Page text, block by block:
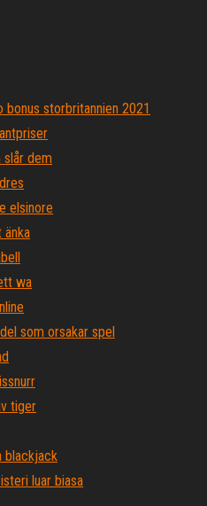
bonus storbritannien 2021
slår dem
elsinore
änka
wa
som orsakar spel
tiger
blackjack
luar biasa